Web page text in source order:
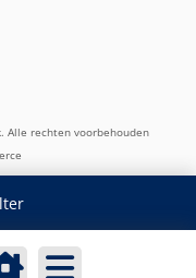
Alle rechten voorbehouden